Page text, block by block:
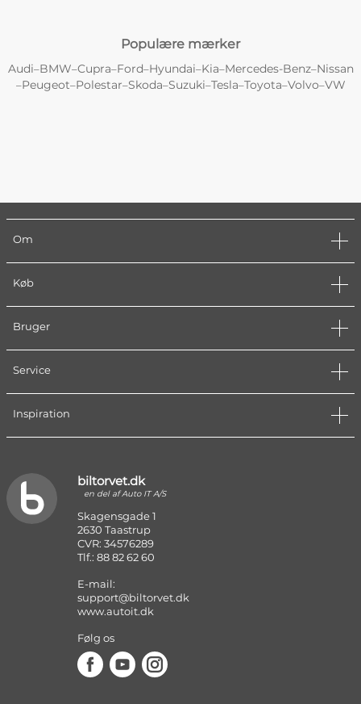
Populære mærker
Audi–BMW–Cupra–Ford–Hyundai–Kia–Mercedes-Benz–Nissan
–Peugeot–Polestar–Skoda–Suzuki–Tesla–Toyota–Volvo–VW
Om
Køb
Bruger
Service
Inspiration
biltorvet.dk
en del af Auto IT A/S
Skagensgade 1
2630 Taastrup
CVR: 34576289
Tlf.: 88 82 62 60
E-mail:
support@biltorvet.dk
www.autoit.dk
Følg os